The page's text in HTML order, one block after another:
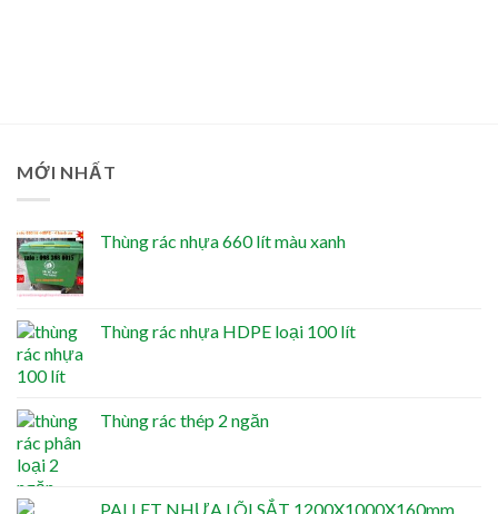
MỚI NHẤT
Thùng rác nhựa 660 lít màu xanh
Thùng rác nhựa HDPE loại 100 lít
Thùng rác thép 2 ngăn
PALLET NHỰA LÕI SẮT 1200X1000X160mm